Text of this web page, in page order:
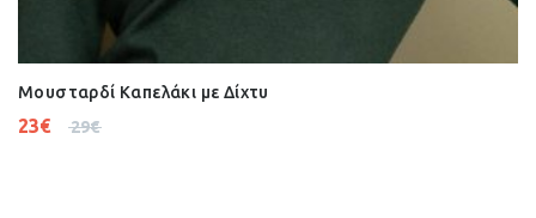
Μουσταρδί Καπελάκι με Δίχτυ
29€
23€